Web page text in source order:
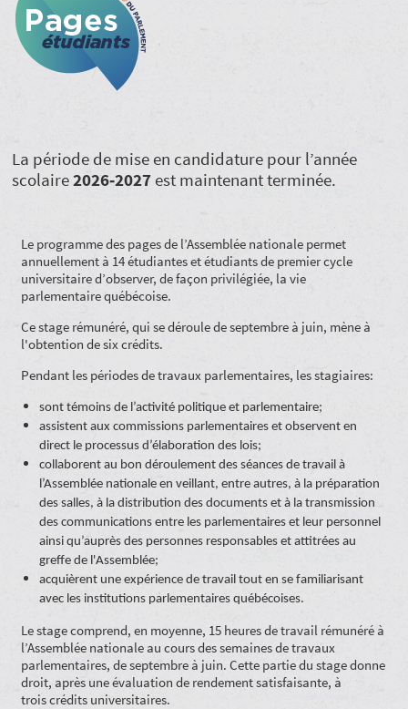
La période de mise en candidature pour l’année
scolaire2026‑2027 est maintenant terminée.
Le programme des pages de l’Assemblée nationale permet
annuellement à 14 étudiantes et étudiants de premier cycle
universitaire d’observer, de façon privilégiée, la vie
parlementaire québécoise.
Ce stage rémunéré, qui se déroule de septembre à juin, mène à
l'obtention de six crédits.
Pendant les périodes de travaux parlementaires, les stagiaires:
sont témoins de l’activité politique et parlementaire;
assistent aux commissions parlementaires et observent en
direct le processusd’élaboration des lois;
collaborent au bon déroulement des séances de travail à
l’Assemblée nationale en veillant, entre autres, à la préparation
des salles, à la distribution des documents et à la transmission
des communications entre les parlementaires et leur personnel
ainsi qu’auprès des personnes responsables et attitrées au
greffe de l'Assemblée;
acquièrent une expérience de travail tout en se familiarisant
avec les institutions parlementaires québécoises.
Le stage comprend, en moyenne, 15 heures de travail rémunéré à
l’Assemblée nationale au cours des semaines de travaux
parlementaires, de septembre à juin. Cette partie du stage donne
droit, après une évaluation de rendement satisfaisante, à
trois crédits universitaires.